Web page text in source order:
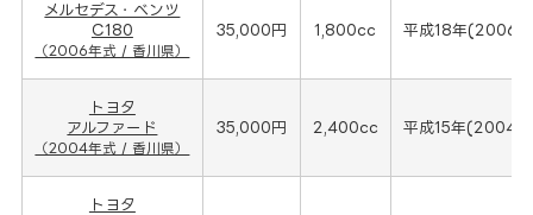
メルセデス・ベンツ
C180
（2006年式 / 香川県）
35,000円 1,800cc 平成18年(2006
トヨタ
アルファード
（2004年式 / 香川県）
35,000円 2,400cc 平成15年(2004
トヨタ